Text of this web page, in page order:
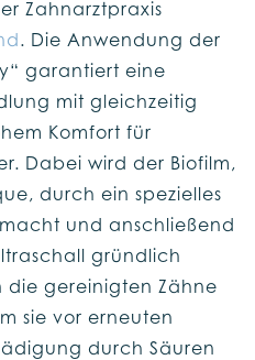
Zahnarztpraxis
. Die Anwendung der
garantiert eine
mit gleichzeitig
Komfort für
Dabei wird der Biofilm,
durch ein spezielles
und anschließend
gründlich
die gereinigten Zähne
sie vor erneuten
durch Säuren